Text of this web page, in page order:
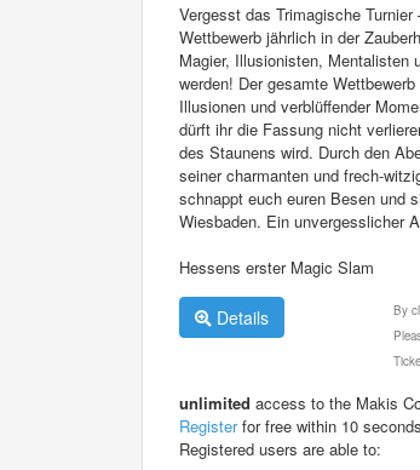
Vergesst das Trimagische
Wettbewerb jährlich in der
Magier, Illusionisten, Mentalisten
werden! Der gesamte
Illusionen und verblüffender
dürft ihr die Fassung nicht
des Staunens wird. Durch den
seiner charmanten und frech-
schnappt euch euren Besen und
Wiesbaden. Ein unvergesslicher
Hessens erster Magic Slam
Details
By
unlimited access to the Makis
Registerfor free within 10
Registered users are able to: